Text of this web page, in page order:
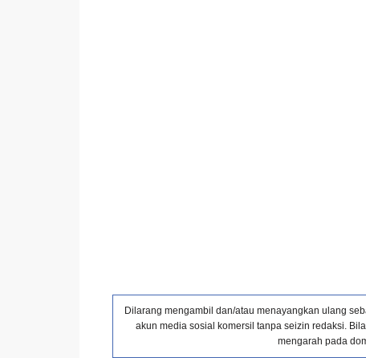
Dilarang mengambil dan/atau menayangkan ulang
akun media sosial komersil tanpa seizin redaksi.
mengarah pada